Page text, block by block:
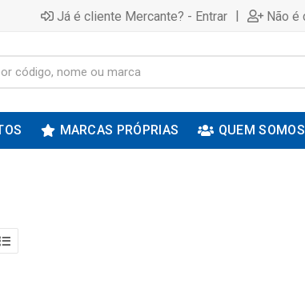
Já é cliente Mercante? - Entrar | Não é
MARCAS PRÓPRIAS QUEM SOMOS